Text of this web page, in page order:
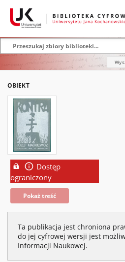
OBIEKT
Dostęp
ograniczony
Pokaż treść
Ta publikacja jest chroniona
do jej cyfrowej wersji jest
Informacji Naukowej.